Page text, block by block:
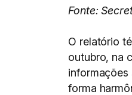
Fonte:
O relatório
outubro, na
informações
forma